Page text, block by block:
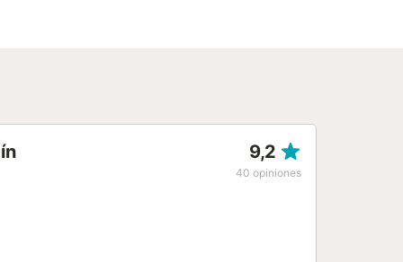
9,2
40 opiniones